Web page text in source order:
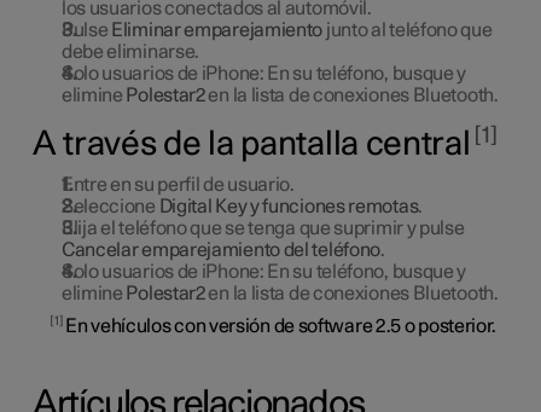
los usuarios conectados al automóvil.
Pulse Eliminar emparejamiento junto al teléfono que
debe eliminarse.
Solo usuarios de iPhone: En su teléfono, busque y
elimine Polestar2en la lista de conexiones Bluetooth.
A través de la pantalla central 1
Entre en su perfil de usuario.
Seleccione Digital Key y funciones remotas.
Elija el teléfono que se tenga que suprimir y pulse
Cancelar emparejamiento del teléfono.
Solo usuarios de iPhone: En su teléfono, busque y
elimine Polestar2en la lista de conexiones Bluetooth.
1 En vehículos con versión de software 2.5 o posterior.